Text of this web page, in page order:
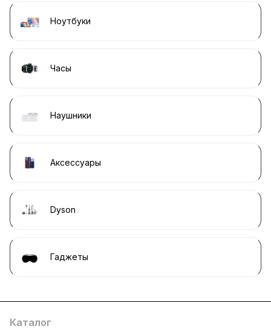
Ноутбуки
Часы
Наушники
Аксессуары
Dyson
Гаджеты
Каталог